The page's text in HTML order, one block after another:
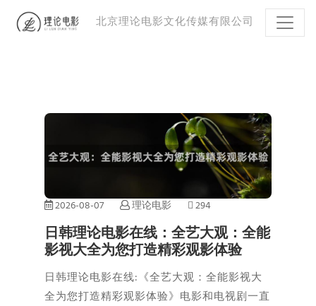
北京理论电影文化传媒有限公司
2026-08-07 理论电影 294
日韩理论电影在线：全艺大观：全能
影视大全为您打造精彩观影体验
日韩理论电影在线:《全艺大观：全能影视大
全为您打造精彩观影体验》电影和电视剧一直